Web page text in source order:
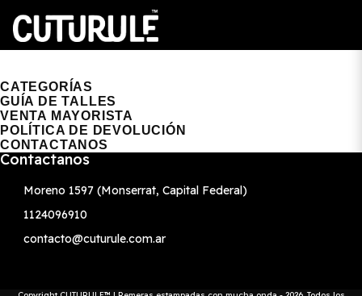
CATEGORÍAS
GUÍA DE TALLES
VENTA MAYORISTA
POLÍTICA DE DEVOLUCIÓN
CONTACTANOS
Contactanos
Moreno 1597 (Monserrat, Capital Federal)
1124096910
contacto@cuturule.com.ar